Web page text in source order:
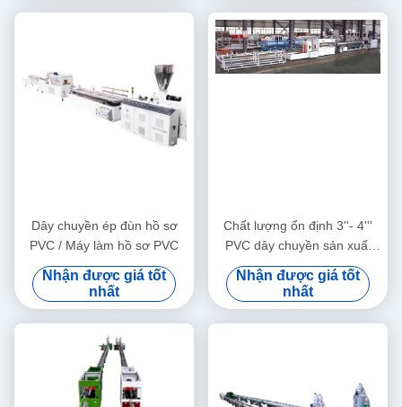
Dây chuyền ép đùn hồ sơ
PVC / Máy làm hồ sơ PVC
Nhận được giá tốt
nhất
Chất lượng ổn định 3''- 4'''
PVC dây chuyền sản xuất
ống với HYZS65/132 ốc đôi
vít Extruder
Nhận được giá tốt
nhất